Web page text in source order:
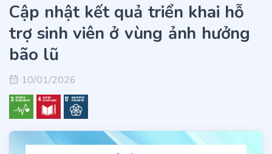
Cập nhật kết quả triển khai hỗ
trợ sinh viên ở vùng ảnh hưởng
bão lũ
10/01/2026